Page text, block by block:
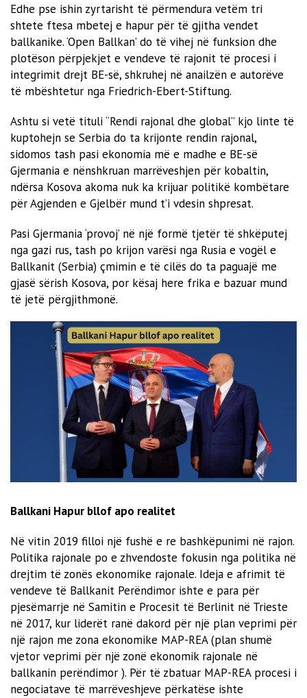
Edhe pse ishin zyrtarisht të përmendura vetëm tri
shtete ftesa mbetej e hapur për të gjitha vendet
ballkanike. ‘Open Ballkan’ do të vihej në funksion dhe
plotëson përpjekjet e vendeve të rajonit të procesi i
integrimit drejt BE-së, shkruhej në anailzën e autorëve
të mbështetur nga Friedrich-Ebert-Stiftung.
Ashtu si vetë tituli “Rendi rajonal dhe global” kjo linte të
kuptohejn se Serbia do ta krijonte rendin rajonal,
sidomos tash pasi ekonomia më e madhe e BE-së
Gjermania e nënshkruan marrëveshjen për kobaltin,
ndërsa Kosova akoma nuk ka krijuar politikë kombëtare
për Agjenden e Gjelbër mund t’i vdesin shpresat.
Pasi Gjermania ‘provoj’ në një formë tjetër të shkëputej
nga gazi rus, tash po krijon varësi nga Rusia e vogël e
Ballkanit (Serbia) çmimin e të cilës do ta paguajë me
gjasë sërish Kosova, por kësaj here frika e bazuar mund
të jetë përgjithmonë.
Ballkani Hapur bllof apo realitet
Në vitin 2019 filloi një fushë e re bashkëpunimi në rajon.
Politika rajonale po e zhvendoste fokusin nga politika në
drejtim të zonës ekonomike rajonale. Ideja e afrimit të
vendeve të Ballkanit Perëndimor ishte e para për
pjesëmarrje në Samitin e Procesit të Berlinit në Trieste
në 2017, kur liderët ranë dakord për një plan veprimi për
një rajon me zona ekonomike MAP-REA (plan shumë
vjetor veprimi për një zonë ekonomik rajonale në
ballkanin perëndimor ). Për të zbatuar MAP-REA procesi i
negociatave të marrëveshjeve përkatëse ishte